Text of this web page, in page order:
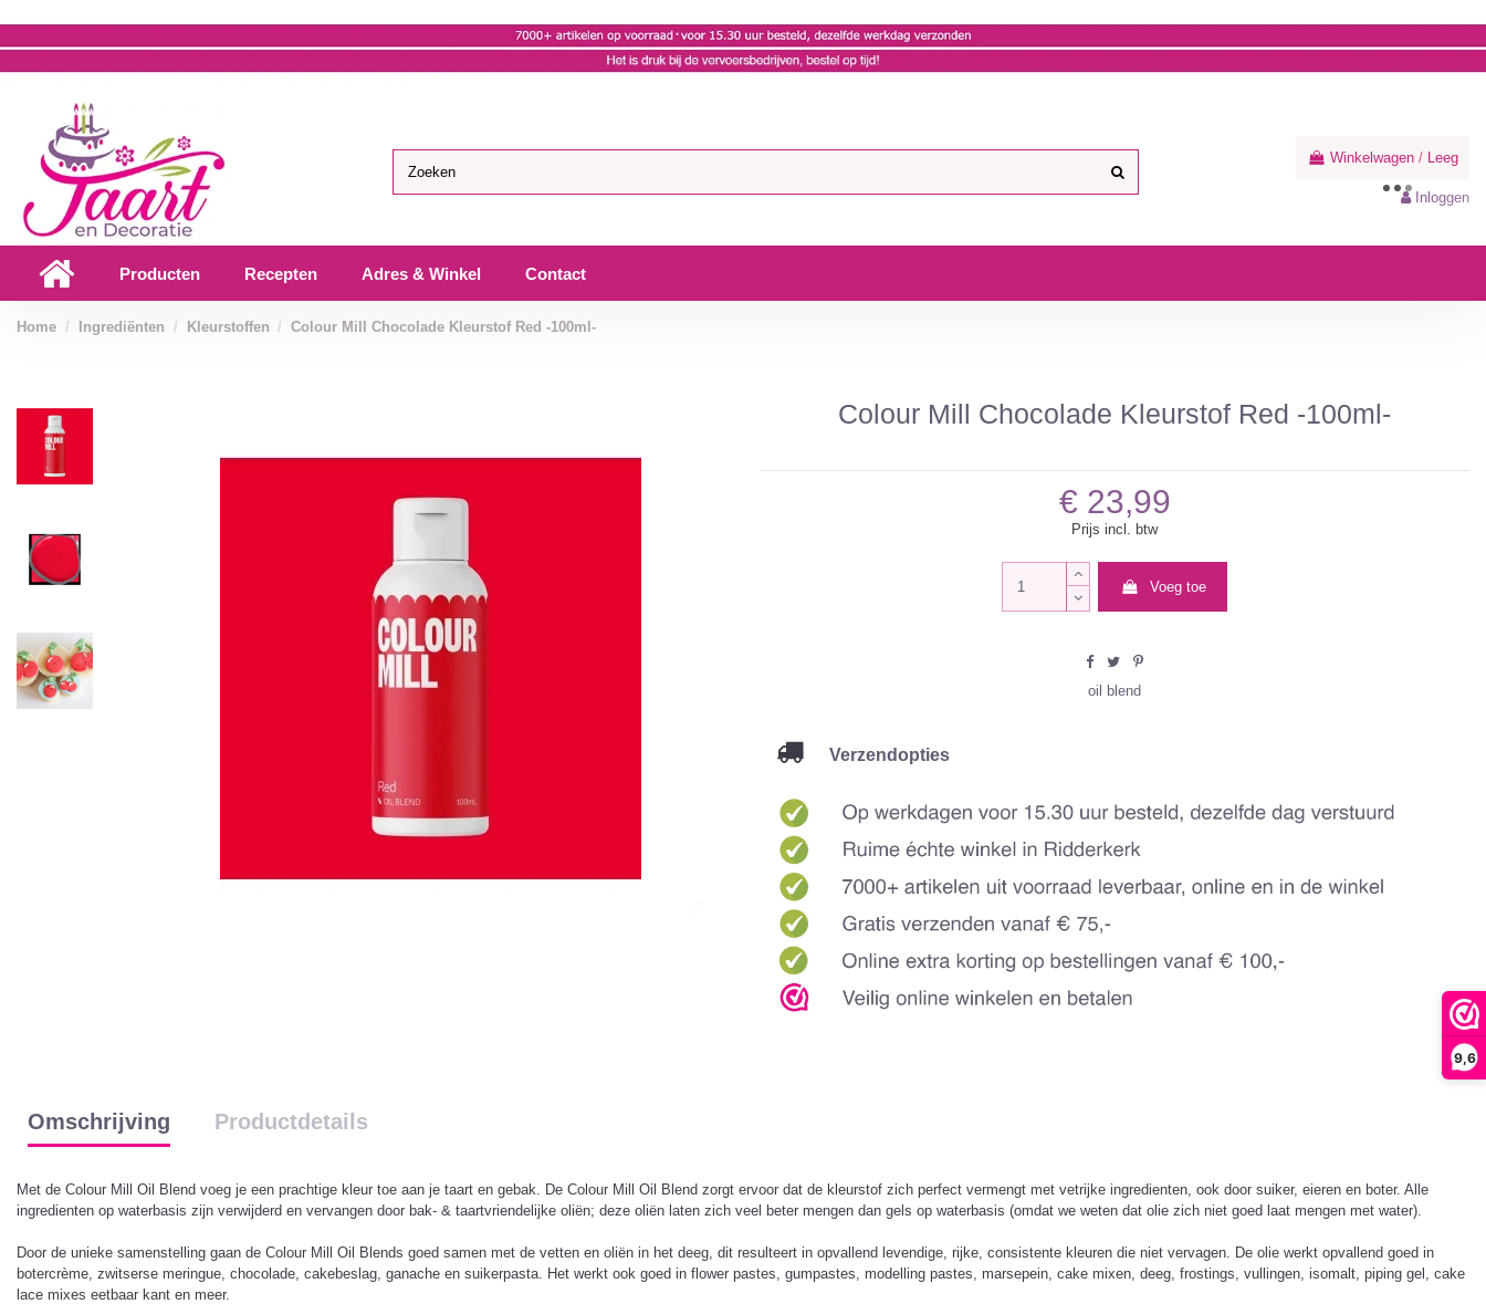
9,6
Winkelwagen / Leeg
Inloggen
Producten Recepten Adres & Winkel Contact
Home Ingrediënten Kleurstoffen Colour Mill Chocolade Kleurstof Red -100ml-
Colour Mill Chocolade Kleurstof Red -100ml-
€ 23,99
Prijs incl. btw
Voeg toe
oil blend
Verzendopties
Omschrijving Productdetails
Met de Colour Mill Oil Blend voeg je een prachtige kleur toe aan je taart en gebak. De Colour Mill Oil Blend zorgt ervoor dat de kleurstof zich perfect vermengt met vetrijke ingredienten, ook door suiker, eieren en boter. Alle
ingredienten op waterbasis zijn verwijderd en vervangen door bak- & taartvriendelijke oliën; deze oliën laten zich veel beter mengen dan gels op waterbasis (omdat we weten dat olie zich niet goed laat mengen met water).
Door de unieke samenstelling gaan de Colour Mill Oil Blends goed samen met de vetten en oliën in het deeg, dit resulteert in opvallend levendige, rijke, consistente kleuren die niet vervagen. De olie werkt opvallend goed in
botercrème, zwitserse meringue, chocolade, cakebeslag, ganache en suikerpasta. Het werkt ook goed in flower pastes, gumpastes, modelling pastes, marsepein, cake mixen, deeg, frostings, vullingen, isomalt, piping gel, cake
lace mixes eetbaar kant en meer.